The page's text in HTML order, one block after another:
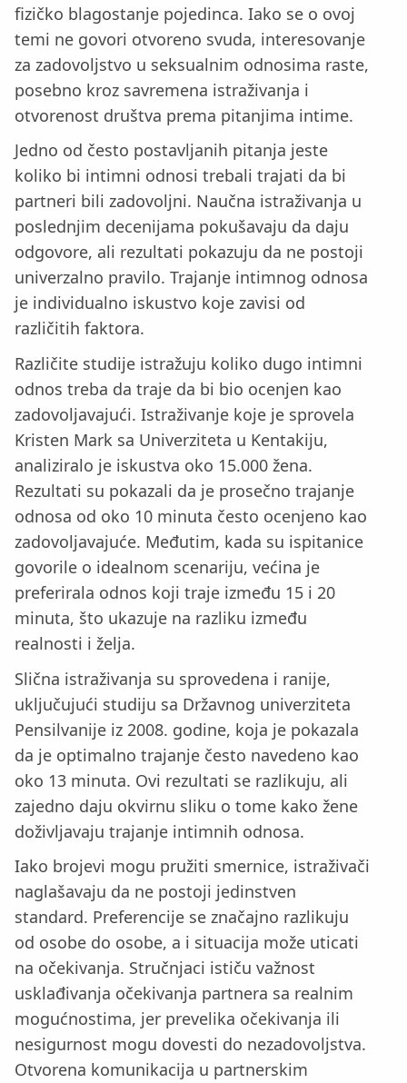
fizičko blagostanje pojedinca. Iako se o ovoj
temi ne govori otvoreno svuda, interesovanje
za zadovoljstvo u seksualnim odnosima raste,
posebno kroz savremena istraživanja i
otvorenost društva prema pitanjima intime.
Jedno od često postavljanih pitanja jeste
koliko bi intimni odnosi trebali trajati da bi
partneri bili zadovoljni. Naučna istraživanja u
poslednjim decenijama pokušavaju da daju
odgovore, ali rezultati pokazuju da ne postoji
univerzalno pravilo. Trajanje intimnog odnosa
je individualno iskustvo koje zavisi od
različitih faktora.
Različite studije istražuju koliko dugo intimni
odnos treba da traje da bi bio ocenjen kao
zadovoljavajući. Istraživanje koje je sprovela
Kristen Mark sa Univerziteta u Kentakiju,
analiziralo je iskustva oko 15.000 žena.
Rezultati su pokazali da je prosečno trajanje
odnosa od oko 10 minuta često ocenjeno kao
zadovoljavajuće. Međutim, kada su ispitanice
govorile o idealnom scenariju, većina je
preferirala odnos koji traje između 15 i 20
minuta, što ukazuje na razliku između
realnosti i želja.
Slična istraživanja su sprovedena i ranije,
uključujući studiju sa Državnog univerziteta
Pensilvanije iz 2008. godine, koja je pokazala
da je optimalno trajanje često navedeno kao
oko 13 minuta. Ovi rezultati se razlikuju, ali
zajedno daju okvirnu sliku o tome kako žene
doživljavaju trajanje intimnih odnosa.
Iako brojevi mogu pružiti smernice, istraživači
naglašavaju da ne postoji jedinstven
standard. Preferencije se značajno razlikuju
od osobe do osobe, a i situacija može uticati
na očekivanja. Stručnjaci ističu važnost
usklađivanja očekivanja partnera sa realnim
mogućnostima, jer prevelika očekivanja ili
nesigurnost mogu dovesti do nezadovoljstva.
Otvorena komunikacija u partnerskim